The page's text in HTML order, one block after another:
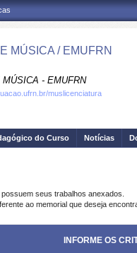
MÚSICA / EMUFRN
- EMUFRN
muslicenciatura
do Curso Notícias
seus trabalhos anexados.
ao memorial que deseja
INFORME OS